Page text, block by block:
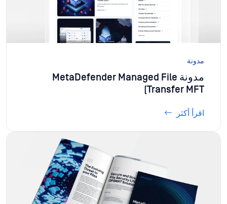
مدونة
مدونة MetaDefender Managed File
Transfer MFT)
اقرأ أكثر